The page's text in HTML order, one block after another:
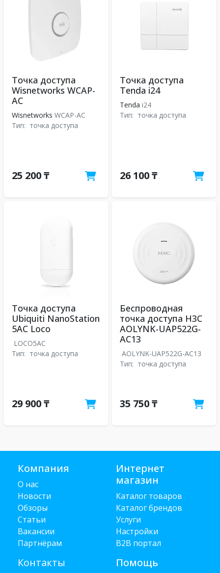
Точка доступа
Wisnetworks WCAP-
AC
Wisnetworks WCAP-AC
Тип: точка доступа
25 200 ₸
Точка доступа
Tenda i24
Tenda i24
Тип: точка доступа
26 100 ₸
Точка доступа
Ubiquiti NanoStation
5AC Loco
LOCO5AC
Тип: точка доступа
29 900 ₸
Беспроводная
точка доступа H3C
AOLYNK-UAP522G-
AC13
AOLYNK-UAP522G-AC13
Тип: точка доступа
35 750 ₸
Компания
О нас
Новости
Обзоры
Статьи
Вакансии
Партнёрам
Контакты
Интернет
магазин
Каталог товаров
Каталог брендов
Услуги
Настройки
B2B портал
Помощь